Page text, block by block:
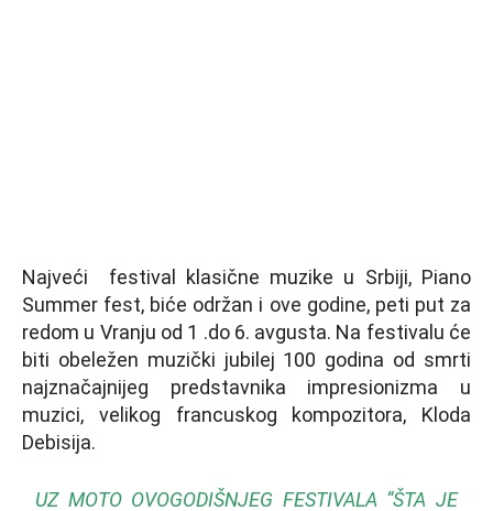
Najveći festival klasične muzike u Srbiji, Piano
Summer fest, biće održan i ove godine, peti put za
redom u Vranju od 1 .do 6. avgusta. Na festivalu će
biti obeležen muzički jubilej 100 godina od smrti
najznačajnijeg predstavnika impresionizma u
muzici, velikog francuskog kompozitora, Kloda
Debisija.
UZ MOTO OVOGODIŠNJEG FESTIVALA “ŠTA JE